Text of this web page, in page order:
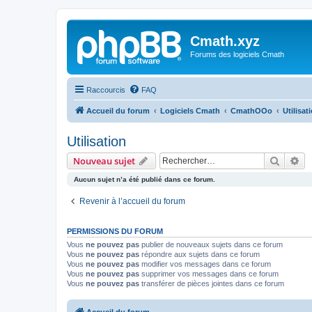
Cmath.xyz
Forums des logiciels Cmath
Raccourcis FAQ
Accueil du forum Logiciels Cmath CmathOOo
Utilisation
Nouveau sujet
Aucun sujet n’a été publié dans ce forum.
Revenir à l’accueil du forum
PERMISSIONS DU FORUM
Vous ne pouvez pas publier de nouveaux sujets dans ce forum
Vous ne pouvez pas répondre aux sujets dans ce forum
Vous ne pouvez pas modifier vos messages dans ce forum
Vous ne pouvez pas supprimer vos messages dans ce forum
Vous ne pouvez pas transférer de pièces jointes dans ce forum